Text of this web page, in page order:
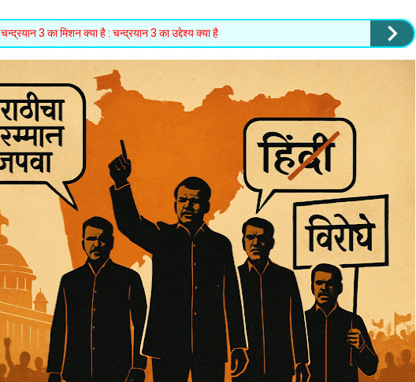
चन्द्रयान 3 का मिशन क्या है : चन्द्रयान 3 का उद्देश्य क्या है